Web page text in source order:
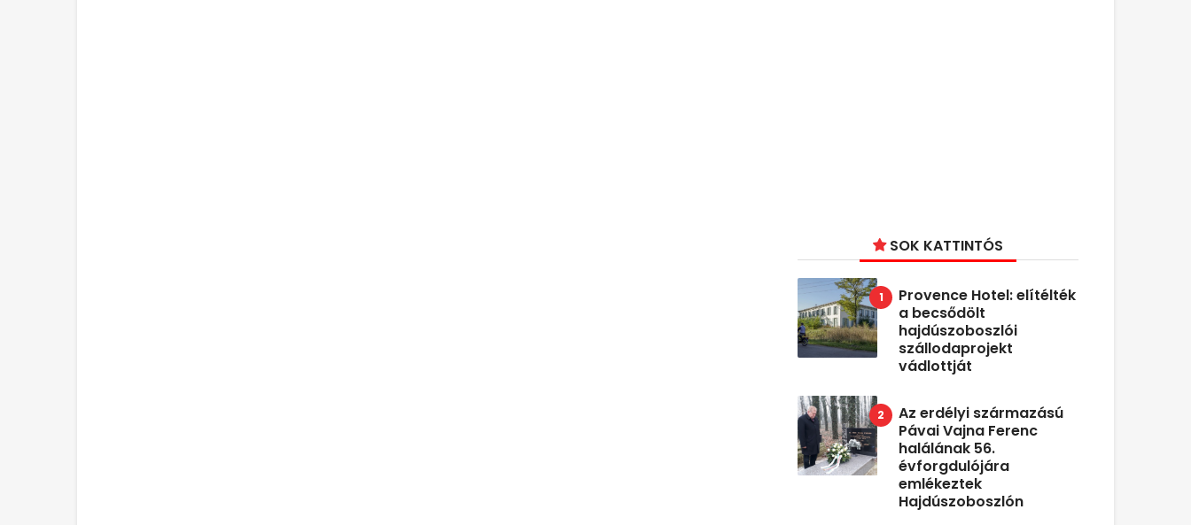
SOK KATTINTÓS
Provence Hotel: elítélték
a becsődölt
hajdúszoboszlói
szállodaprojekt
vádlottját
Az erdélyi származású
Pávai Vajna Ferenc
halálának 56.
évforgdulójára
emlékeztek
Hajdúszoboszlón